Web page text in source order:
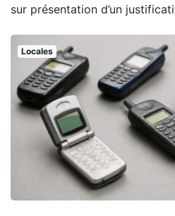
sur présentation d’un
Locales